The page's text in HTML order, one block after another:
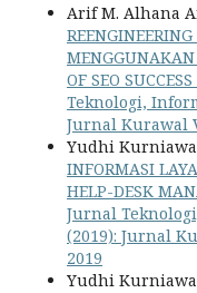
Arif M. Alhana
MENGGUNAKAN
OF SEO
Teknologi,
Jurnal Kurawal
Yudhi
INFORMASI
HELP-DESK
Jurnal
(2019): Jurnal
2019
Yudhi